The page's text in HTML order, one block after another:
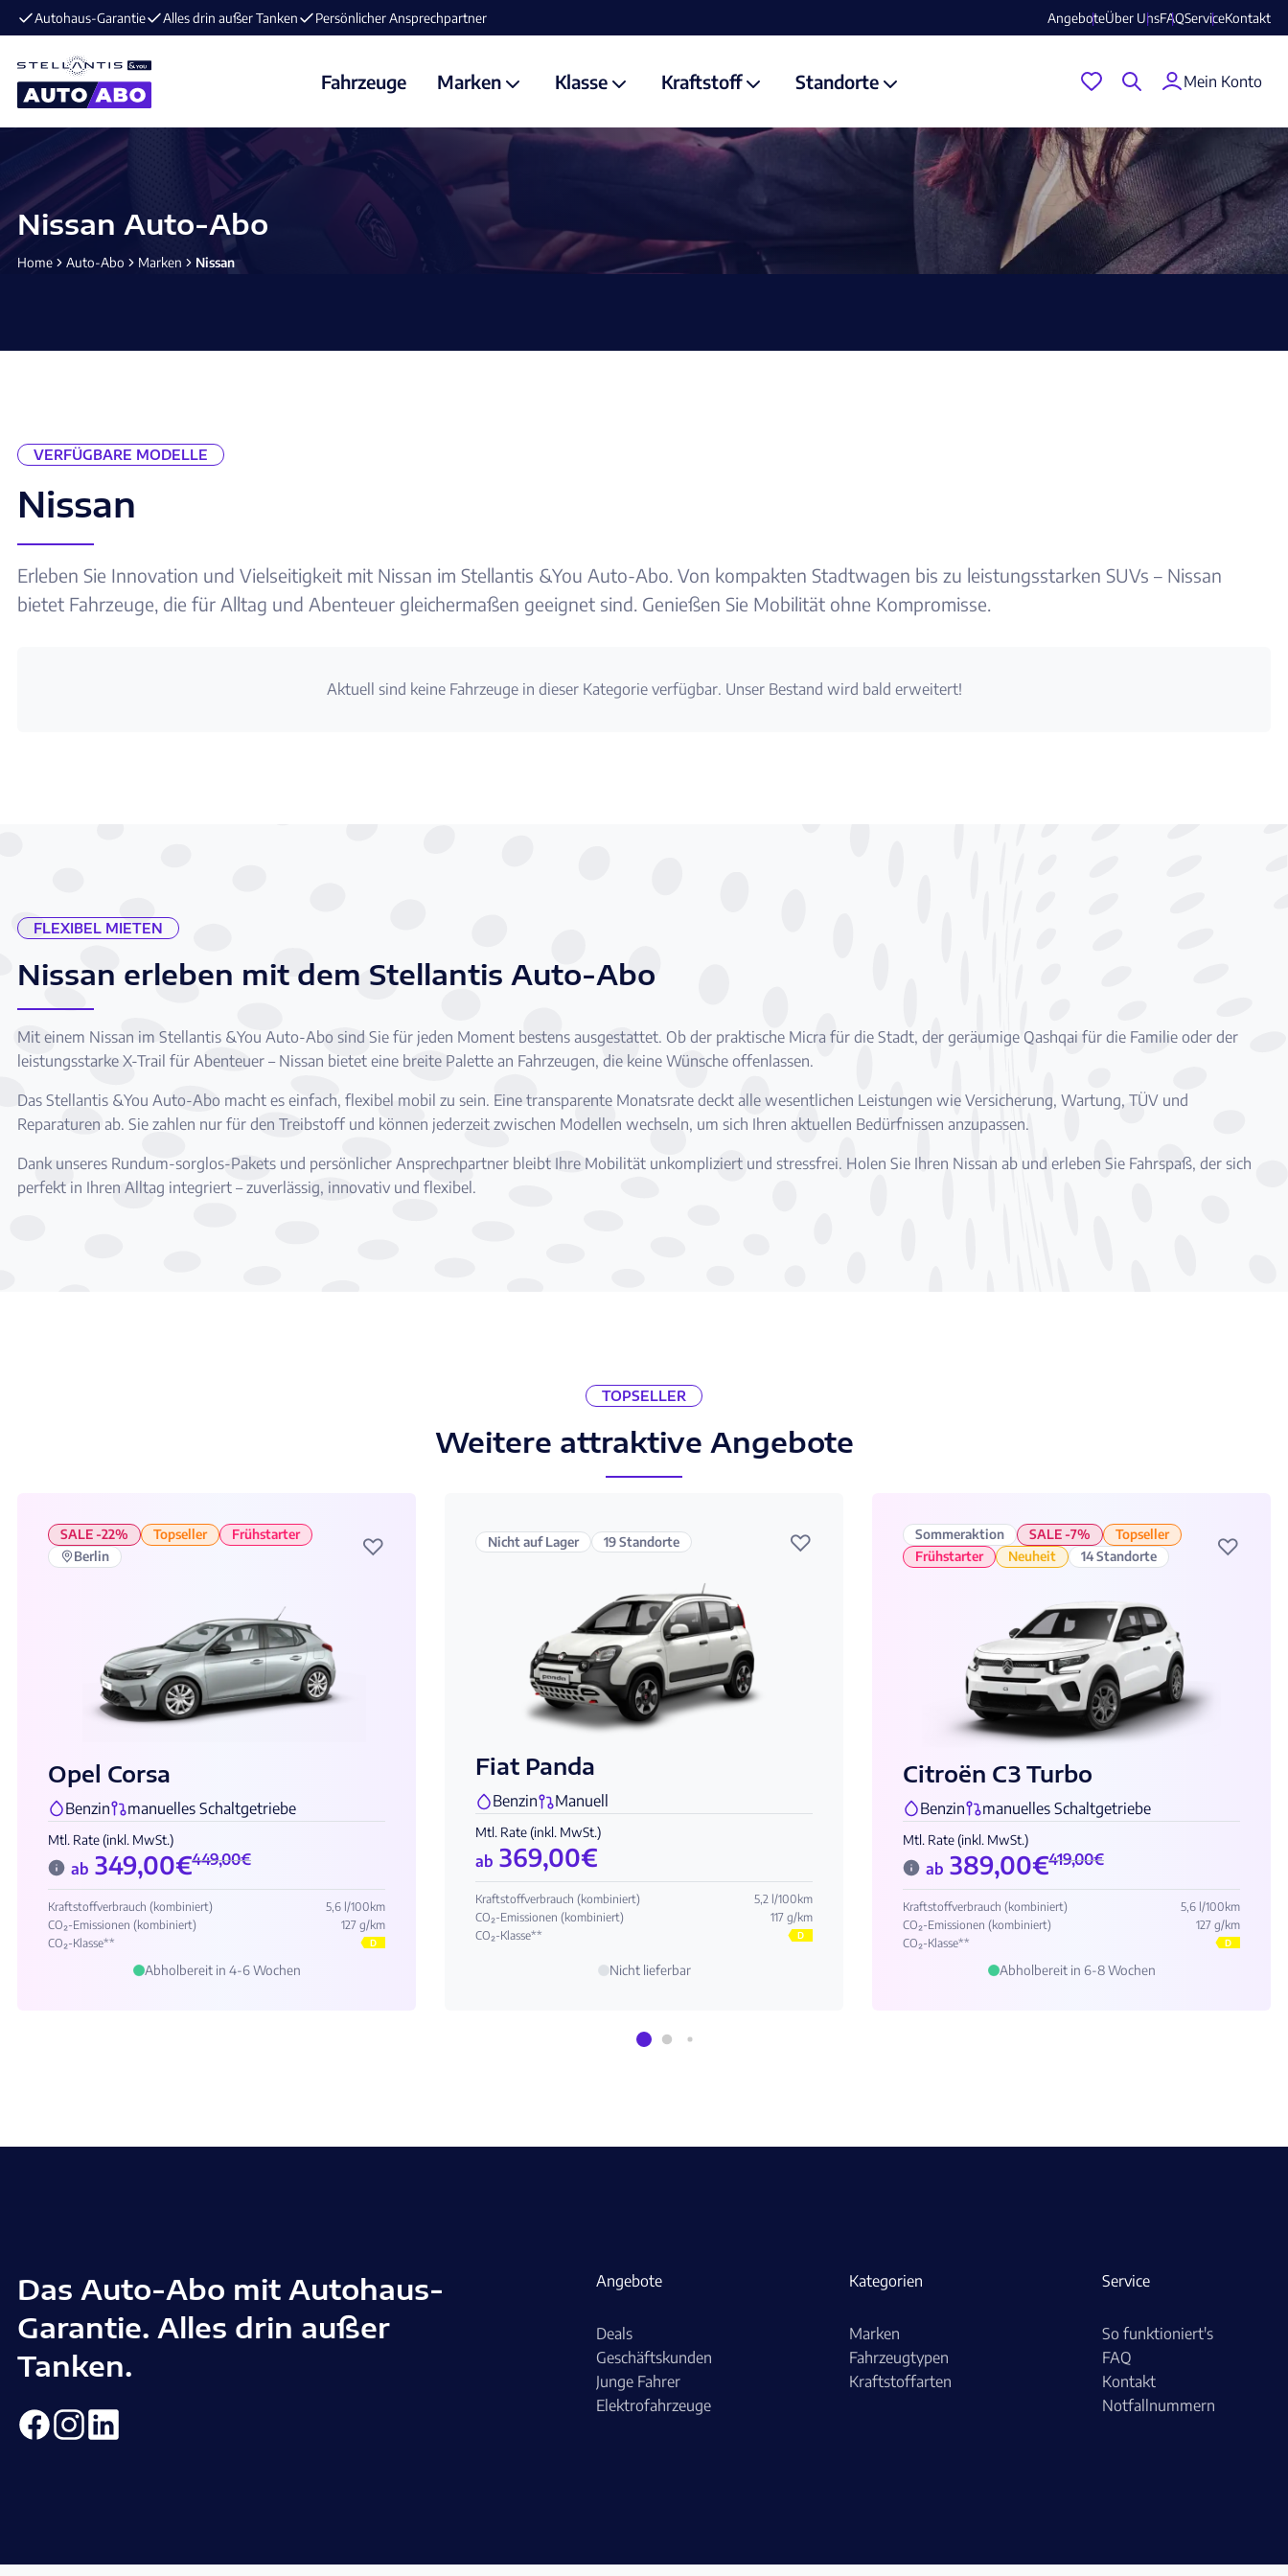
E-Mobilität im Angebot ⚡️ jetzt aufladen und losfahren! AngeboteÜber UnsFAQServiceKontakt
Mein Konto
Fahrzeuge Marken Klasse Kraftstoff Standorte
Nissan Auto-Abo
Home Auto-Abo Marken Nissan
VERFÜGBARE MODELLE
Nissan
Erleben Sie Innovation und Vielseitigkeit mit Nissan im Stellantis &You Auto-Abo. Von kompakten Stadtwagen bis zu leistungsstarken SUVs – Nissan
bietet Fahrzeuge, die für Alltag und Abenteuer gleichermaßen geeignet sind. Genießen Sie Mobilität ohne Kompromisse.
Aktuell sind keine Fahrzeuge in dieser Kategorie verfügbar. Unser Bestand wird bald erweitert!
FLEXIBEL MIETEN
Nissan erleben mit dem Stellantis Auto-Abo
Mit einem Nissan im Stellantis &You Auto-Abo sind Sie für jeden Moment bestens ausgestattet. Ob der praktische Micra für die Stadt, der geräumige Qashqai für die Familie oder der
leistungsstarke X-Trail für Abenteuer – Nissan bietet eine breite Palette an Fahrzeugen, die keine Wünsche offenlassen.
Das Stellantis &You Auto-Abo macht es einfach, flexibel mobil zu sein. Eine transparente Monatsrate deckt alle wesentlichen Leistungen wie Versicherung, Wartung, TÜV und
Reparaturen ab. Sie zahlen nur für den Treibstoff und können jederzeit zwischen Modellen wechseln, um sich Ihren aktuellen Bedürfnissen anzupassen.
Dank unseres Rundum-sorglos-Pakets und persönlicher Ansprechpartner bleibt Ihre Mobilität unkompliziert und stressfrei. Holen Sie Ihren Nissan ab und erleben Sie Fahrspaß, der sich
perfekt in Ihren Alltag integriert – zuverlässig, innovativ und flexibel.
TOPSELLER
Weitere attraktive Angebote
SALE -22% Topseller
Frühstarter
Berlin
♡
Opel Corsa
Benzin manuelles Schaltgetriebe
Mtl. Rate (inkl. MwSt.)
ab 449,00€
349,00€
Kraftstoffverbrauch (kombiniert)
5,6 l/100km
CO₂-Emissionen (kombiniert)
127 g/km
CO₂-Klasse**
D
Abholbereit in 4-6 Wochen
Nicht auf Lager 19 Standorte ♡
Fiat Panda
Benzin Manuell
Mtl. Rate (inkl. MwSt.)
ab 369,00€
Kraftstoffverbrauch (kombiniert)
5,2 l/100km
CO₂-Emissionen (kombiniert)
117 g/km
CO₂-Klasse**
D
Nicht lieferbar
Sommeraktion SALE -7%
Topseller
Frühstarter
Neuheit 14 Standorte ♡
Citroën C3 Turbo
Benzin manuelles Schaltgetriebe
Mtl. Rate (inkl. MwSt.)
ab 419,00€
389,00€
Kraftstoffverbrauch (kombiniert)
5,6 l/100km
CO₂-Emissionen (kombiniert)
127 g/km
CO₂-Klasse**
D
Abholbereit in 6-8 Wochen
Das Auto-Abo mit Autohaus-
Garantie. Alles drin außer
Tanken.
Angebote
Deals
Geschäftskunden
Junge Fahrer
Elektrofahrzeuge
Kategorien
Marken
Fahrzeugtypen
Kraftstoffarten
Service
So funktioniert's
FAQ
Kontakt
Notfallnummern